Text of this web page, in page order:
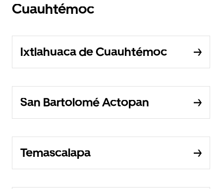
Cuauhtémoc
Ixtlahuaca de Cuauhtémoc
San Bartolomé Actopan
Temascalapa